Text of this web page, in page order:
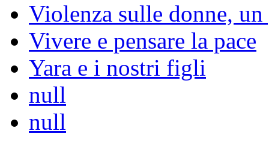
Violenza sulle donne,
Vivere e pensare la pace
Yara e i nostri figli
null
null